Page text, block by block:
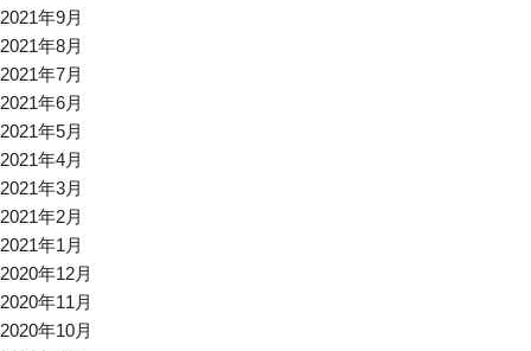
2021年9月
2021年8月
2021年7月
2021年6月
2021年5月
2021年4月
2021年3月
2021年2月
2021年1月
2020年12月
2020年11月
2020年10月